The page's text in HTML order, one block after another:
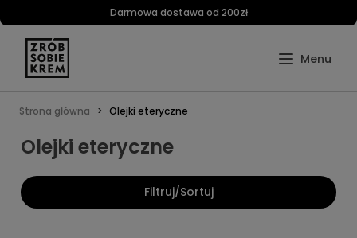
Darmowa dostawa od 200zł
Strona główna Olejki eteryczne
Olejki eteryczne
Filtruj/Sortuj